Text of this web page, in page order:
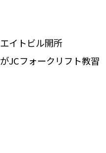
イトビル開所
JCフォークリフト教習